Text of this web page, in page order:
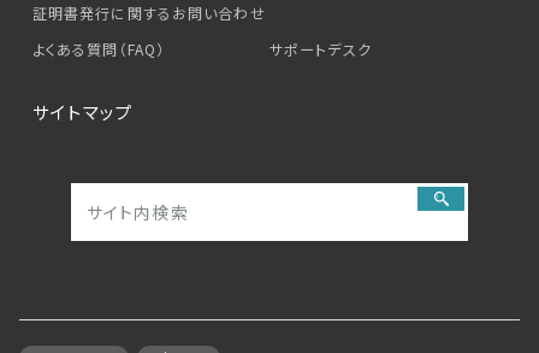
証明書発行に関するお問い合わせ
よくある質問（FAQ）
サポートデスク
サイトマップ